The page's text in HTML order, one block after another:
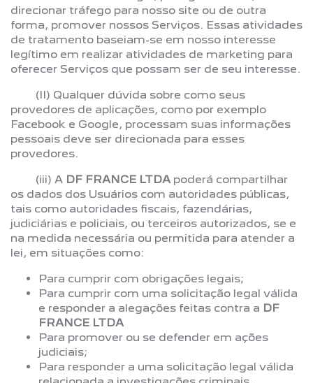
direcionar tráfego para nosso site ou de outra
forma, promover nossos Serviços. Essas atividades
de tratamento baseiam-se em nosso interesse
legítimo em realizar atividades de marketing para
oferecer Serviços que possam ser de seu interesse.
(II) Qualquer dúvida sobre como seus
provedores de aplicações, como por exemplo
Facebook e Google, processam suas informações
pessoais deve ser direcionada para esses
provedores.
(iii) A DF FRANCE LTDApoderá compartilhar
os dados dos Usuários com autoridades públicas,
tais como autoridades fiscais, fazendárias,
judiciárias e policiais, ou terceiros autorizados, se e
na medida necessária ou permitida para atender a
lei, em situações como:
Para cumprir com obrigações legais;
Para cumprir com uma solicitação legal válida
e responder a alegações feitas contra a DF
FRANCE LTDA
Para promover ou se defender em ações
judiciais;
Para responder a uma solicitação legal válida